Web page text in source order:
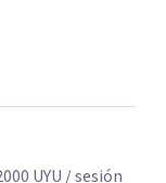
UYU / sesión